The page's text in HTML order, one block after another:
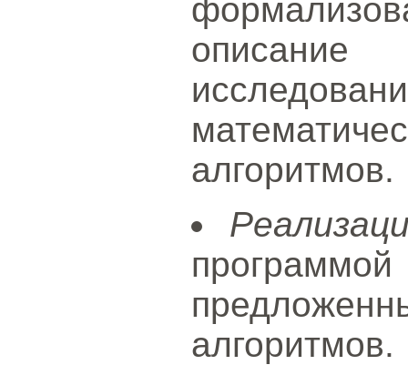
алгоритмов.
алгоритмов.